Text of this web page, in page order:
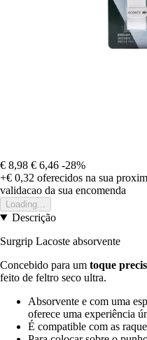
€ 8,98 € 6,46 -28%
+€ 0,32 oferecidos na sua
validacao da sua encomenda
Loading...
Descrição
Surgrip Lacoste absorvente
Concebido para um toque
feito de feltro seco ultra.
Absorvente e com uma
oferece uma experiência
É compatible com as